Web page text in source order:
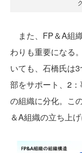
また、FP＆A組
わりも重要になる
いても、石橋氏は
部をサポート、2
の組織に分化。こ
＆A組織の立ち上